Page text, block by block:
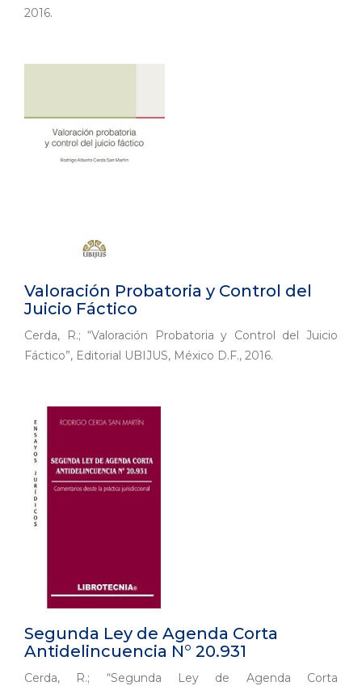
2016.
Valoración Probatoria y Control del
Juicio Fáctico
Cerda, R.; “Valoración Probatoria y Control del Juicio
Fáctico”, Editorial UBIJUS, México D.F., 2016.
Segunda Ley de Agenda Corta
Antidelincuencia N° 20.931
Cerda, R.; “Segunda Ley de Agenda Corta